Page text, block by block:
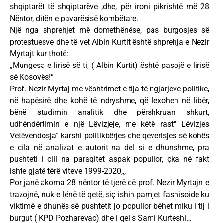
shqiptarët të shqiptarëve ,dhe, për ironi pikrishtë më 28
Nëntor, ditën e pavarësisë kombëtare.
Një nga shprehjet më domethënëse, pas burgosjes së
protestuesve dhe të vet Albin Kurtit është shprehja e Nezir
Myrtajt kur thotë:
„Mungesa e lirisë së tij ( Albin Kurtit) është pasojë e lirisë
së Kosovës!“
Prof. Nezir Myrtaj me vështrimet e tija të ngjarjeve politike,
në hapësirë dhe kohë të ndryshme, që lexohen në libër,
bënë studimin analitik dhe përshkruan shkurt,
udhëndërtimin e një Lëvizjeje, me këtë rast“ Lëvizjes
Vetëvendosja“ karshi politikbërjes dhe qeverisjes së kohës
e cila në analizat e autorit na del si e dhunshme, pra
pushteti i cili na paraqitet aspak popullor, çka në fakt
ishte gjatë tërë viteve 1999-2020,,,
Por janë akoma 28 nëntor të tjerë që prof. Nezir Myrtajn e
trazojnë, nuk e lënë të qetë, siç ishin pamjet fashisoide ku
viktimë e dhunës së pushtetit jo popullor bëhet miku i tij i
burgut ( KPD Pozharevac) dhe i qelis Sami Kurteshi…